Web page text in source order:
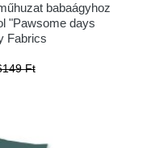
babaágyhoz
"Pawsome days
Fabrics
Ft